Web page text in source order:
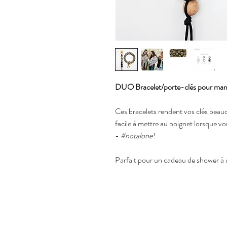
DUO Bracelet/porte-clés pour
Ces bracelets rendent vos clés
facile à mettre au poignet lorsque
- #notalone!
Parfait pour un cadeau de shower